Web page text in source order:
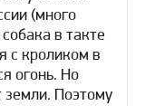
(много
в такте
с кроликом в
огонь. Но
земли. Поэтому